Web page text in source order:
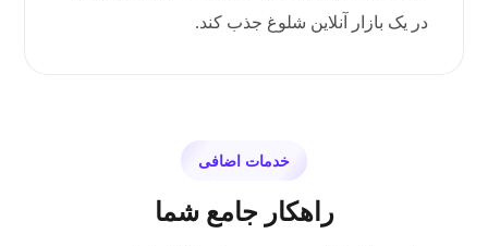
در یک بازار آنلاین شلوغ جذب کند.
خدمات اضافی
راهکار جامع شما